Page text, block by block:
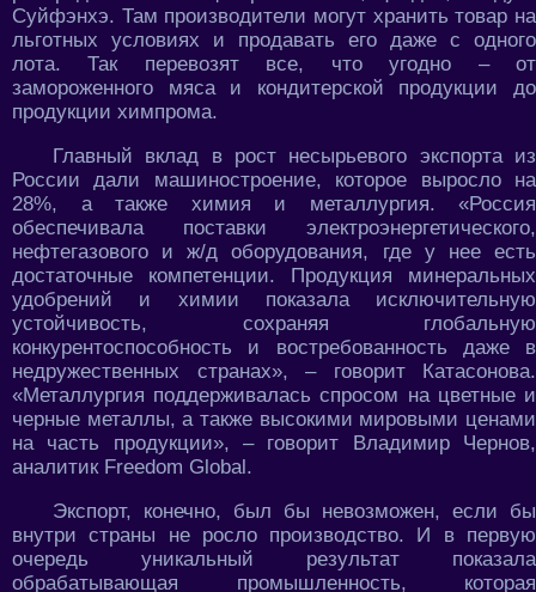
Суйфэнхэ. Там производители могут хранить товар на
льготных условиях и продавать его даже с одного
лота. Так перевозят все, что угодно – от
замороженного мяса и кондитерской продукции до
продукции химпрома.
Главный вклад в рост несырьевого экспорта из
России дали машиностроение, которое выросло на
28%, а также химия и металлургия. «Россия
обеспечивала поставки электроэнергетического,
нефтегазового и ж/д оборудования, где у нее есть
достаточные компетенции. Продукция минеральных
удобрений и химии показала исключительную
устойчивость, сохраняя глобальную
конкурентоспособность и востребованность даже в
недружественных странах», – говорит Катасонова.
«Металлургия поддерживалась спросом на цветные и
черные металлы, а также высокими мировыми ценами
на часть продукции», – говорит Владимир Чернов,
аналитик Freedom Global.
Экспорт, конечно, был бы невозможен, если бы
внутри страны не росло производство. И в первую
очередь уникальный результат показала
обрабатывающая промышленность, которая